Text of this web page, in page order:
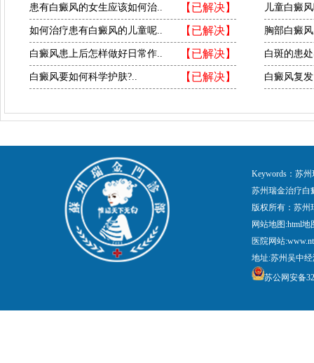
【已解决】
患有白癜风的女生应该如何治..
【已解决】
如何治疗患有白癜风的儿童呢..
【已解决】
白癜风患上后怎样做好日常作..
【已解决】
白癜风要如何科学护肤?..
儿童白癜
胸部白癜
白斑的患
白癜风复
Keywords：苏
苏州瑞金治疗白
版权所有：苏
网站地图:html地
医院网站
地址:苏州吴中
苏公网安备